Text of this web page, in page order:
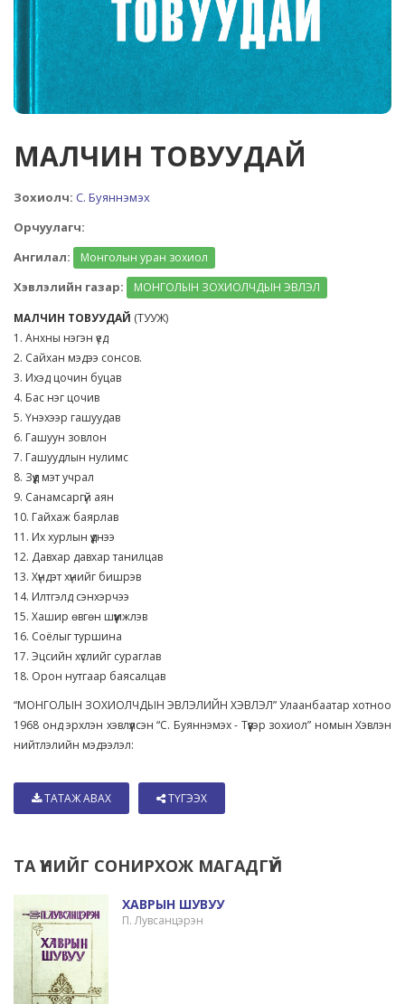
МАЛЧИН ТОВУУДАЙ
Зохиолч: С. Буяннэмэх
Орчуулагч:
Ангилал:
Монголын уран зохиол
Хэвлэлийн газар:
МОНГОЛЫН ЗОХИОЛЧДЫН ЭВЛЭЛ
МАЛЧИН ТОВУУДАЙ (ТУУЖ)
1. Анхны нэгэн үед
2. Сайхан мэдээ сонсов.
3. Ихэд цочин буцав
4. Бас нэг цочив
5. Үнэхээр гашуудав
6. Гашуун зовлон
7. Гашуудлын нулимс
8. Зүүд мэт учрал
9. Санамсаргүй аян
10. Гайхаж баярлав
11. Их хурлын үүднээ
12. Давхар давхар танилцав
13. Хүндэт хүнийг бишрэв
14. Илтгэлд сэнхэрчээ
15. Хашир өвгөн шүүмжлэв
16. Соёлыг туршина
17. Эцсийн хүслийг сураглав
18. Орон нутгаар баясалцав
“МОНГОЛЫН ЗОХИОЛЧДЫН ЭВЛЭЛИЙН ХЭВЛЭЛ” Улаанбаатар хотноо
1968 онд эрхлэн хэвлүүлсэн “С. Буяннэмэх - Түүвэр зохиол” номын Хэвлэн
нийтлэлийн мэдээлэл:
ТАТАЖ АВАХ ТҮГЭЭХ
ТА ҮҮНИЙГ СОНИРХОЖ МАГАДГҮЙ
ХАВРЫН ШУВУУ
П. Лувсанцэрэн